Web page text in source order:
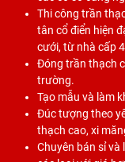
Thi công trần
tân cổ điển hiện
cưới, từ nhà cấp
Đóng trần thạch
trường.
Tạo mẫu và làm
Đúc tượng theo
thạch cao, xi
Chuyên bán sỉ